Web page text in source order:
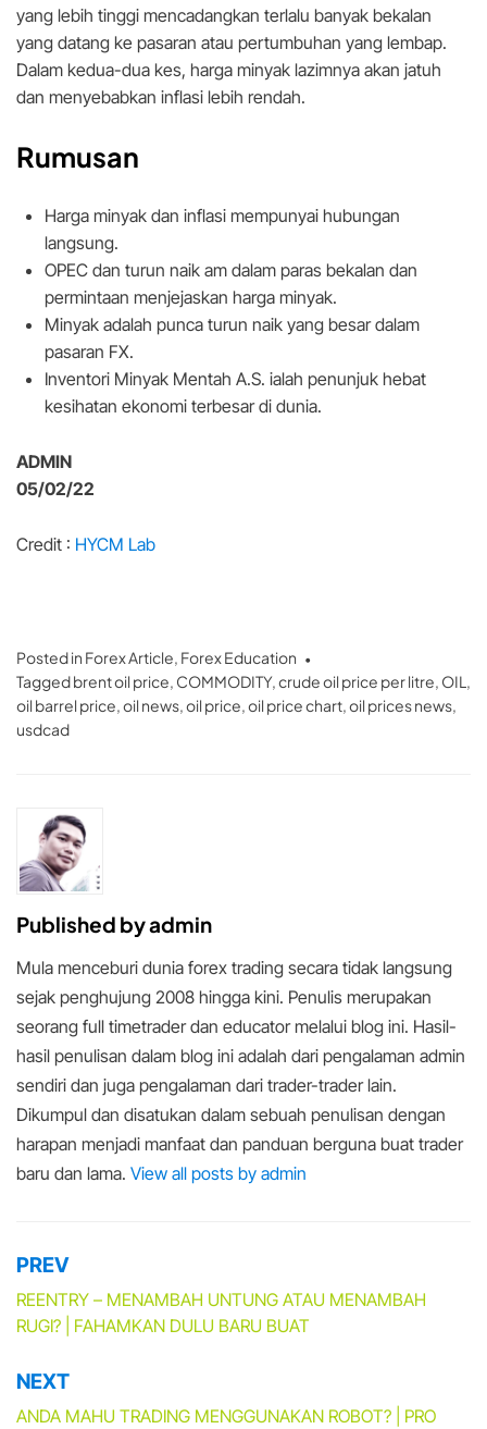
yang lebih tinggi mencadangkan terlalu banyak bekalan
yang datang ke pasaran atau pertumbuhan yang lembap.
Dalam kedua-dua kes, harga minyak lazimnya akan jatuh
dan menyebabkan inflasi lebih rendah.
Rumusan
Harga minyak dan inflasi mempunyai hubungan
langsung.
OPEC dan turun naik am dalam paras bekalan dan
permintaan menjejaskan harga minyak.
Minyak adalah punca turun naik yang besar dalam
pasaran FX.
Inventori Minyak Mentah A.S. ialah penunjuk hebat
kesihatan ekonomi terbesar di dunia.
ADMIN
05/02/22
Credit : HYCM Lab
Posted in Forex Article, Forex Education
Taggedbrent oil price, COMMODITY,crude oil price per litre, OIL ,
oil barrel price,oil news,oil price,oil price chart,oil prices news,
usdcad
Published byadmin
Mula menceburi dunia forex trading secara tidak langsung
sejak penghujung 2008 hingga kini. Penulis merupakan
seorang full timetrader dan educator melalui blog ini. Hasil-
hasil penulisan dalam blog ini adalah dari pengalaman admin
sendiri dan juga pengalaman dari trader-trader lain.
Dikumpul dan disatukan dalam sebuah penulisan dengan
harapan menjadi manfaat dan panduan berguna buat trader
baru dan lama. View all posts by admin
Post
navigation
PREV
REENTRY – MENAMBAH UNTUNG ATAU MENAMBAH
RUGI? | FAHAMKAN DULU BARU BUAT
NEXT
ANDA MAHU TRADING MENGGUNAKAN ROBOT? | PRO